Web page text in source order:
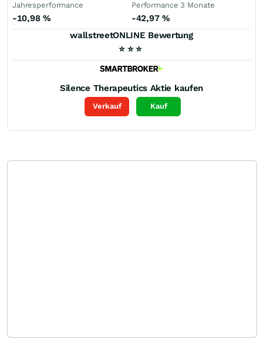
Jahresperformance
-10,98 %
Performance 3 Monate
-42,97 %
wallstreetONLINE Bewertung
⭐ ⭐ ⭐
Silence Therapeutics Aktie kaufen
Verkauf Kauf